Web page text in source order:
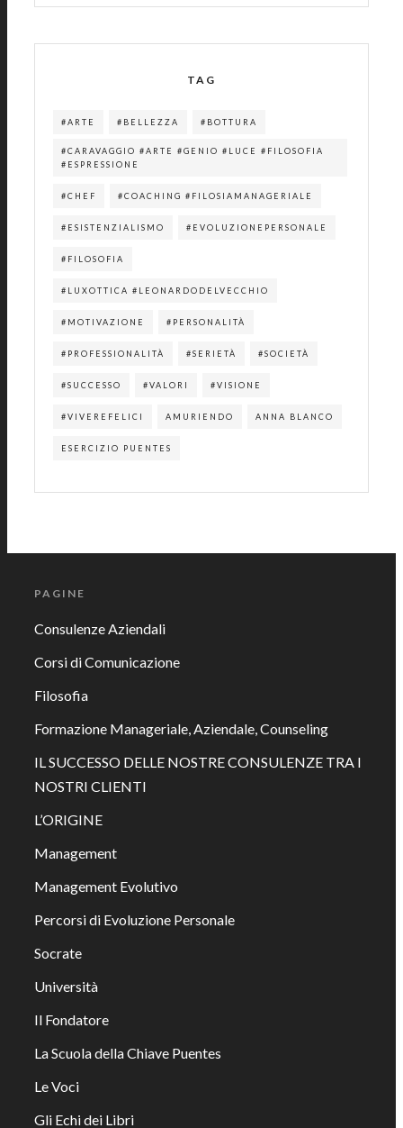
TAG
#ARTE #BELLEZZA #BOTTURA
#CARAVAGGIO #ARTE #GENIO #LUCE #FILOSOFIA
#ESPRESSIONE
#CHEF #COACHING #FILOSIAMANAGERIALE
#ESISTENZIALISMO #EVOLUZIONEPERSONALE
#FILOSOFIA
#LUXOTTICA #LEONARDODELVECCHIO
#MOTIVAZIONE #PERSONALITÀ
#PROFESSIONALITÀ #SERIETÀ #SOCIETÀ
#SUCCESSO #VALORI #VISIONE
#VIVEREFELICI AMURIENDO ANNA BLANCO
ESERCIZIO PUENTES
PAGINE
Consulenze Aziendali
Corsi di Comunicazione
Filosofia
Formazione Manageriale, Aziendale, Counseling
IL SUCCESSO DELLE NOSTRE CONSULENZE TRA I
NOSTRI CLIENTI
L’ORIGINE
Management
Management Evolutivo
Percorsi di Evoluzione Personale
Socrate
Università
Il Fondatore
La Scuola della Chiave Puentes
Le Voci
Gli Echi dei Libri